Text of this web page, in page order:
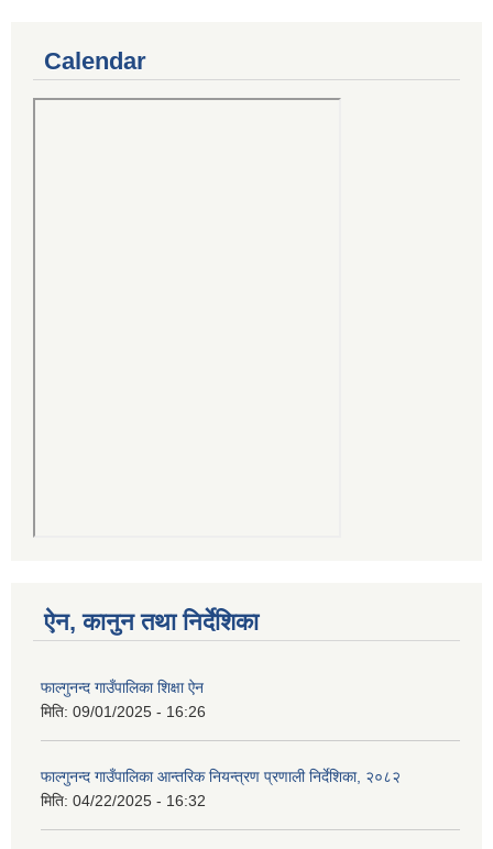
Calendar
ऐन, कानुन तथा निर्देशिका
फाल्गुनन्द गाउँपालिका शिक्षा ऐन
मिति: 09/01/2025 - 16:26
फाल्गुनन्द गाउँपालिका आन्तरिक नियन्त्रण प्रणाली निर्देशिका, २०८२
मिति: 04/22/2025 - 16:32